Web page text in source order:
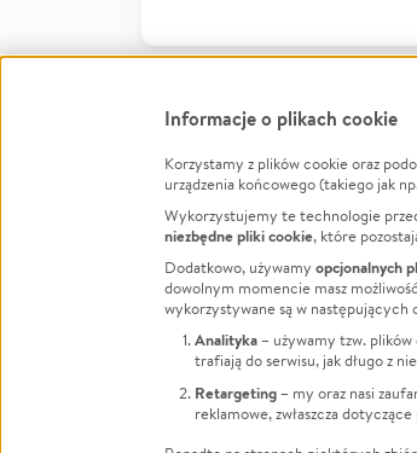
FacebookTwitter Instagram
LinkedInTikTok Youtube
Informacje o plikach cookie
Korzystamy z plików cookie oraz
urządzenia końcowego (takiego jak
Wykorzystujemy te technologie
niezbędne pliki cookie, które
Dodatkowo, używamy opcjonalnych
dowolnym momencie masz
wykorzystywane są w następujących
Analityka – używamy tzw.
trafiają do serwisu, jak długo z
Retargeting – my oraz nasi
reklamowe, zwłaszcza